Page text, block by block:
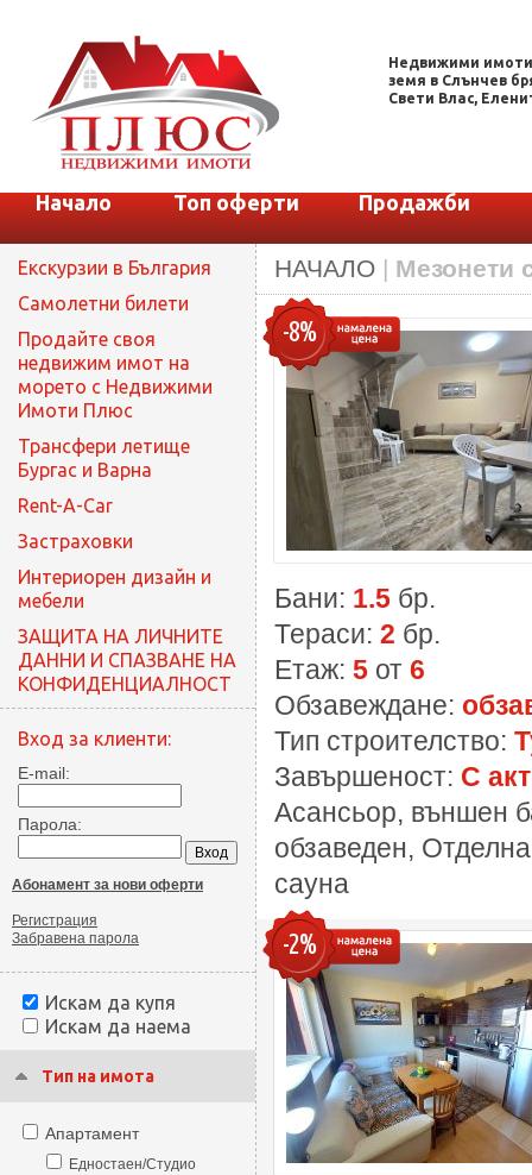
Недвижими
земя в Слънчев
Свети Влас,
Начало Топ оферти Продажби
Екскурзии в България
Самолетни билети
Продайте своя
недвижим имот на
морето с Недвижими
Имоти Плюс
Трансфери летище
Бургас и Варна
Rent-A-Car
Застраховки
Интериорен дизайн и
мебели
ЗАЩИТА НА ЛИЧНИТЕ
ДАННИ И СПАЗВАНЕ НА
КОНФИДЕНЦИАЛНОСТ
Вход за клиенти:
E-mail:
Парола:
Абонамент за нови оферти
Регистрация
Забравена парола
Искам да купя
Искам да наема
Тип на имота
Апартамент
Едностаен/Студио
НАЧАЛО | Мезонети
-8%
Бани: 1.5 бр.
Тераси: 2 бр.
Етаж: 5 от 6
Обзавеждане:
Тип строителство:
Завършеност: С
Асансьор, външен
обзаведен,
сауна
-2%